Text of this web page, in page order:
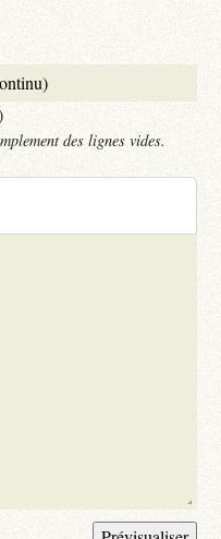
des lignes vides.